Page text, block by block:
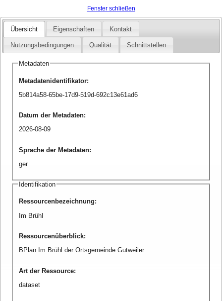
Fenster schließen
Übersicht Eigenschaften Kontakt
Nutzungsbedingungen Qualität Schnittstellen
Metadaten
Metadatenidentifikator:
5b814a58-65be-17d9-519d-692c13e61ad6
Datum der Metadaten:
2026-08-09
Sprache der Metadaten:
ger
Identifikation
Ressourcenbezeichnung:
Im Brühl
Ressourcenüberblick:
BPlan Im Brühl der Ortsgemeinde Gutweiler
Art der Ressource:
dataset